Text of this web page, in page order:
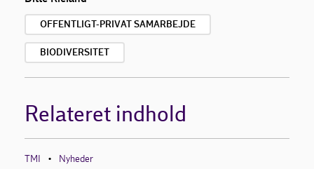
OFFENTLIGT-PRIVAT SAMARBEJDE
BIODIVERSITET
Relateret indhold
TMI • Nyheder